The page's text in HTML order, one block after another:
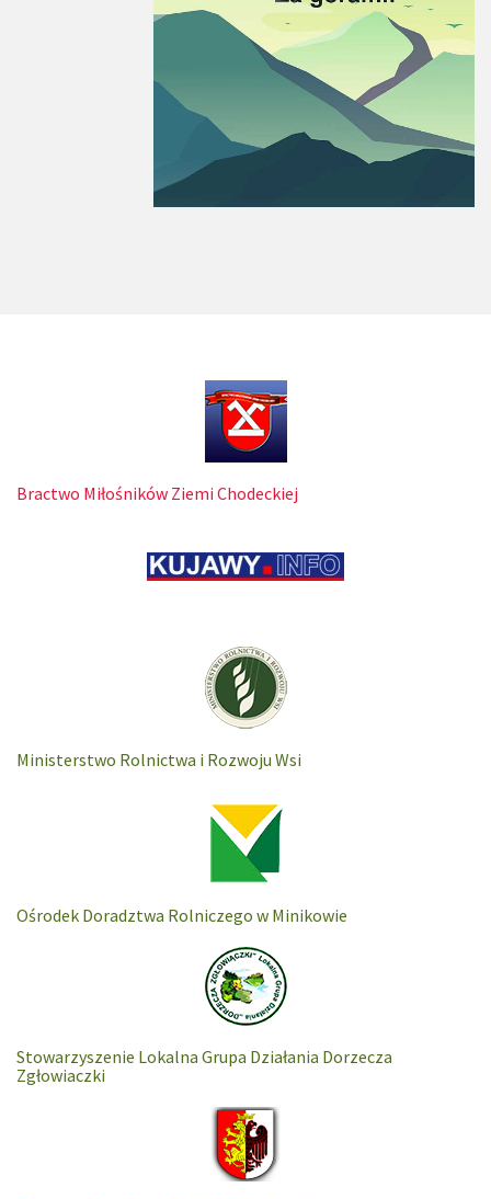
Bractwo Miłośników Ziemi Chodeckiej
Ministerstwo Rolnictwa i Rozwoju Wsi
Ośrodek Doradztwa Rolniczego w Minikowie
Stowarzyszenie Lokalna Grupa Działania Dorzecza
Zgłowiaczki